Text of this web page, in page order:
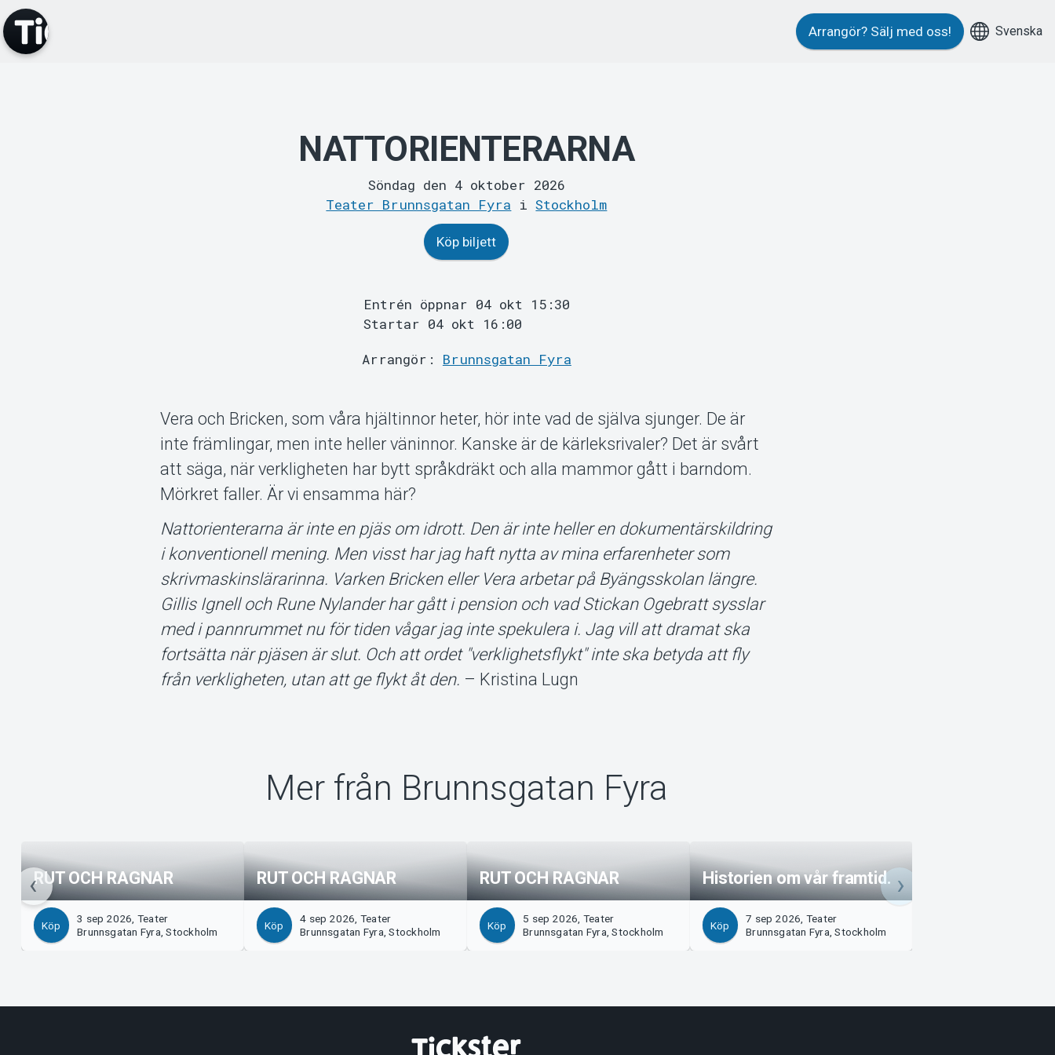
Arrangör? Sälj med oss! Svenska
NATTORIENTERARNA
Söndag den 4 oktober 2026
Teater Brunnsgatan Fyra iStockholm
Köp biljett
Entrén öppnar 04 okt 15:30
Startar 04 okt 16:00
Arrangör: Brunnsgatan Fyra
Vera och Bricken, som våra hjältinnor heter, hör inte vad de själva sjunger. De är
inte främlingar, men inte heller väninnor. Kanske är de kärleksrivaler? Det är svårt
att säga, när verkligheten har bytt språkdräkt och alla mammor gått i barndom.
Mörkret faller. Är vi ensamma här?
Nattorienterarna är inte en pjäs om idrott. Den är inte heller en dokumentärskildring
i konventionell mening. Men visst har jag haft nytta av mina erfarenheter som
skrivmaskinslärarinna. Varken Bricken eller Vera arbetar på Byängsskolan längre.
Gillis Ignell och Rune Nylander har gått i pension och vad Stickan Ogebratt sysslar
med i pannrummet nu för tiden vågar jag inte spekulera i. Jag vill att dramat ska
fortsätta när pjäsen är slut. Och att ordet "verklighetsflykt" inte ska betyda att fly
från verkligheten, utan att ge flykt åt den. – Kristina Lugn
Mer från Brunnsgatan Fyra
RUT OCH RAGNAR
Köp
3 sep 2026, Teater
Brunnsgatan Fyra, Stockholm
RUT OCH RAGNAR
Köp
4 sep 2026, Teater
Brunnsgatan Fyra, Stockholm
RUT OCH RAGNAR
Köp
5 sep 2026, Teater
Brunnsgatan Fyra, Stockholm
Historien om vår framtid.
Köp
7 sep 2026, Teater
Brunnsgatan Fyra, Stockholm